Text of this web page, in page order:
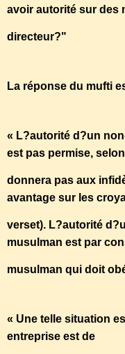
avoir autorité sur des
directeur?"
La réponse du mufti
« L?autorité d?un
est pas permise,
donnera pas aux
avantage sur les
verset). L?autorité
musulman est par
musulman qui doit
« Une telle situation
entreprise est de